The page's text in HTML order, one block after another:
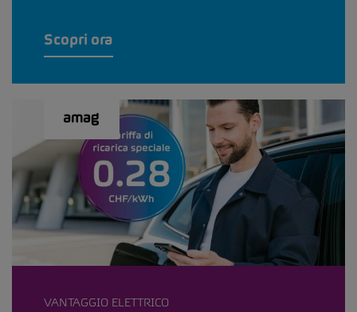
Scopri ora
VANTAGGIO ELETTRICO